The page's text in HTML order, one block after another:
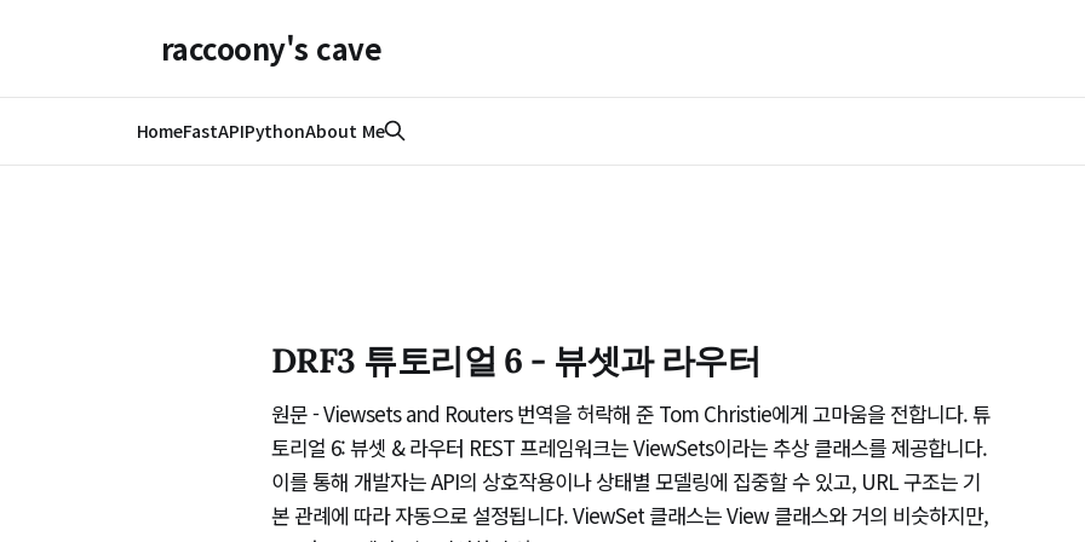
raccoony's cave
HomeFastAPIPythonAbout Me
DRF3 튜토리얼 6 - 뷰셋과 라우터
원문 - Viewsets and Routers 번역을 허락해 준 Tom Christie에게 고마움을 전합니다. 튜
토리얼 6: 뷰셋 & 라우터 REST 프레임워크는 ViewSets이라는 추상 클래스를 제공합니다.
이를 통해 개발자는 API의 상호작용이나 상태별 모델링에 집중할 수 있고, URL 구조는 기
본 관례에 따라 자동으로 설정됩니다. ViewSet 클래스는 View 클래스와 거의 비슷하지만,